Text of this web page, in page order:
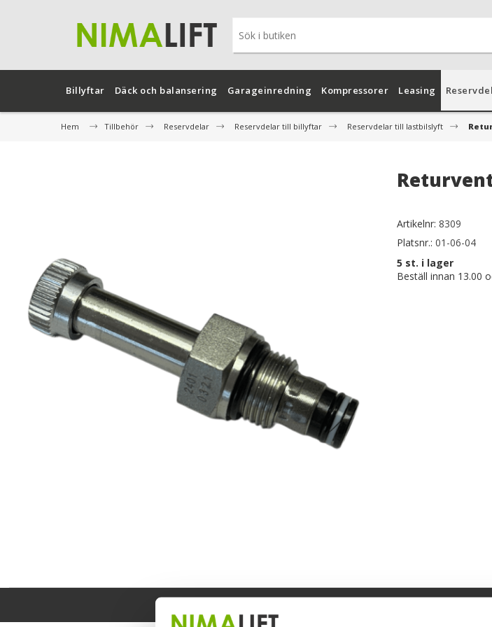
Billyftar Däck och balansering Garageinredning Kompressorer Leasing
Hem Tillbehör Reservdelar Reservdelar till billyftar Reservdelar till lastbilslyft
Artikelnr: 8309
Platsnr.: 01-06-04
5 st. i lager
Beställ innan 13.00